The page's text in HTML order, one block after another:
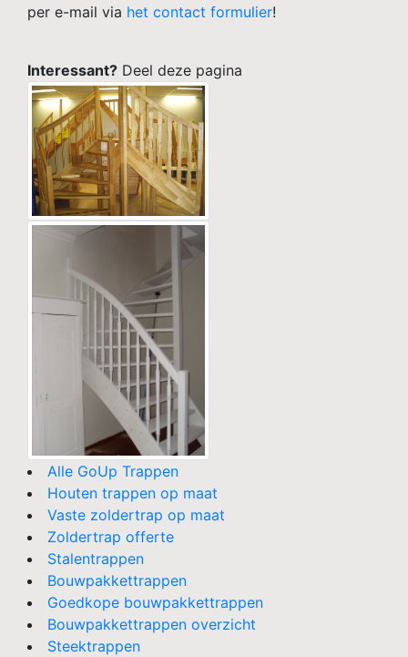
per e-mail via het contact formulier!
Interessant? Deel deze pagina
Alle GoUp Trappen
Houten trappen op maat
Vaste zoldertrap op maat
Zoldertrap offerte
Stalentrappen
Bouwpakkettrappen
Goedkope bouwpakkettrappen
Bouwpakkettrappen overzicht
Steektrappen